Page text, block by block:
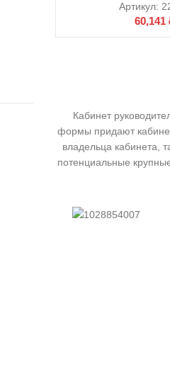
Артикул:
60,141
Кабинет
формы придают
владельца кабинета,
потенциальные